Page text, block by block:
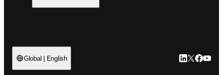
Global | English LinkedIn 새
Twitter 새